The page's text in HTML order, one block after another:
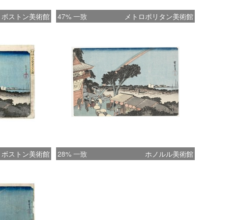
ボストン美術館 47% 一致 メトロポリタン美術館
ボストン美術館 28% 一致 ホノルル美術館